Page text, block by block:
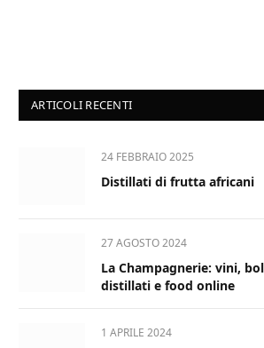
ARTICOLI RECENTI
24 FEBBRAIO 2025
Distillati di frutta africani
27 AGOSTO 2024
La Champagnerie: vini,
distillati e food online
1 APRILE 2024